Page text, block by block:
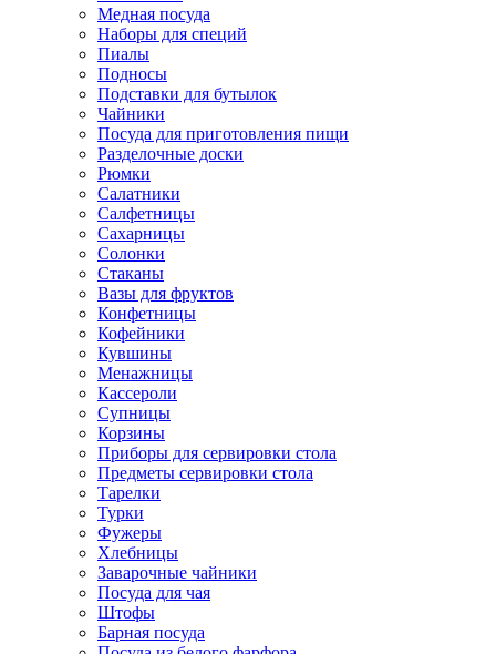
Медная посуда
Наборы для специй
Пиалы
Подносы
Подставки для бутылок
Чайники
Посуда для приготовления пищи
Разделочные доски
Рюмки
Салатники
Салфетницы
Сахарницы
Солонки
Стаканы
Вазы для фруктов
Конфетницы
Кофейники
Кувшины
Менажницы
Кассероли
Супницы
Корзины
Приборы для сервировки стола
Предметы сервировки стола
Тарелки
Турки
Фужеры
Хлебницы
Заварочные чайники
Посуда для чая
Штофы
Барная посуда